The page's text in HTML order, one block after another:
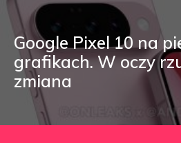
Google Pixel 10 na
grafikach. W oczy
zmiana